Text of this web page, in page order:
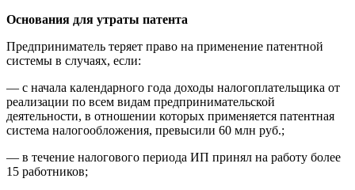
Основания для утраты патента
Предприниматель теряет право на применение патентной
системы в случаях, если:
— с начала календарного года доходы налогоплательщика от
реализации по всем видам предпринимательской
деятельности, в отношении которых применяется патентная
система налогообложения, превысили 60 млн руб.;
— в течение налогового периода ИП принял на работу более
15 работников;